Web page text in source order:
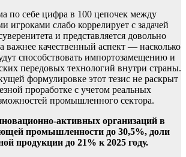
по себе цифра в 100 цепочек между
слабо коррелирует с задачей
и представляется довольно
важнее качественный аспект — насколько
способствовать импортозамещению и
передовых технологий внутри страны.
формулировке этот тезис не раскрыт
проработке с учетом реальных
промышленного сектора.
активных организаций в
промышленности до 30,5%, доли
продукции до 21% к 2025 году.